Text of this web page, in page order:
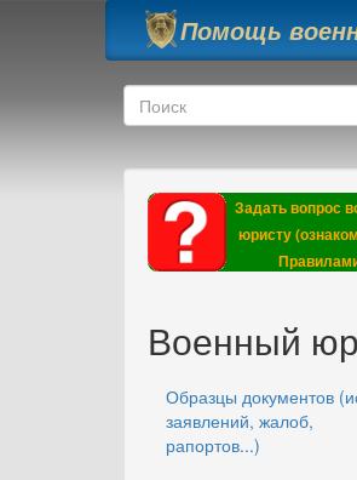
Перейти к основному содержанию
Помощь
Форма
Поиск
Задать вопрос
юристу
Военный
Образцы документов
заявлений, жалоб,
рапортов...)